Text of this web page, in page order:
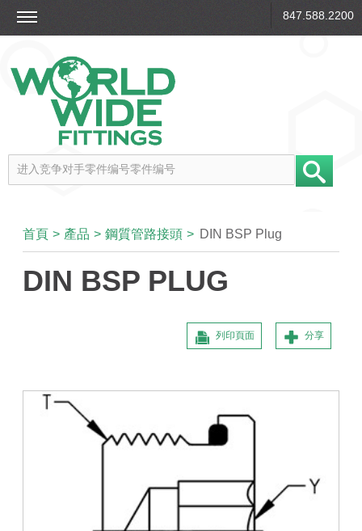
847.588.2200
首頁 > 產品 > 鋼質管路接頭 > DIN BSP Plug
DIN BSP PLUG
分享
列印頁面